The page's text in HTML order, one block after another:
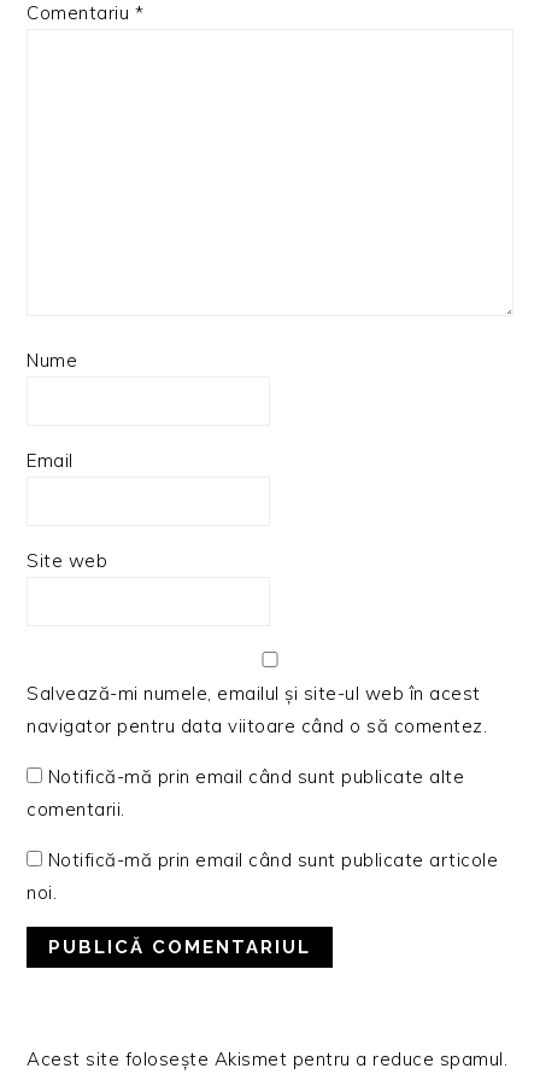
Comentariu *
Nume
Email
Site web
Salvează-mi numele, emailul și site-ul web în acest
navigator pentru data viitoare când o să comentez.
Notifică-mă prin email când sunt publicate alte
comentarii.
Notifică-mă prin email când sunt publicate articole
noi.
Acest site folosește Akismet pentru a reduce spamul.